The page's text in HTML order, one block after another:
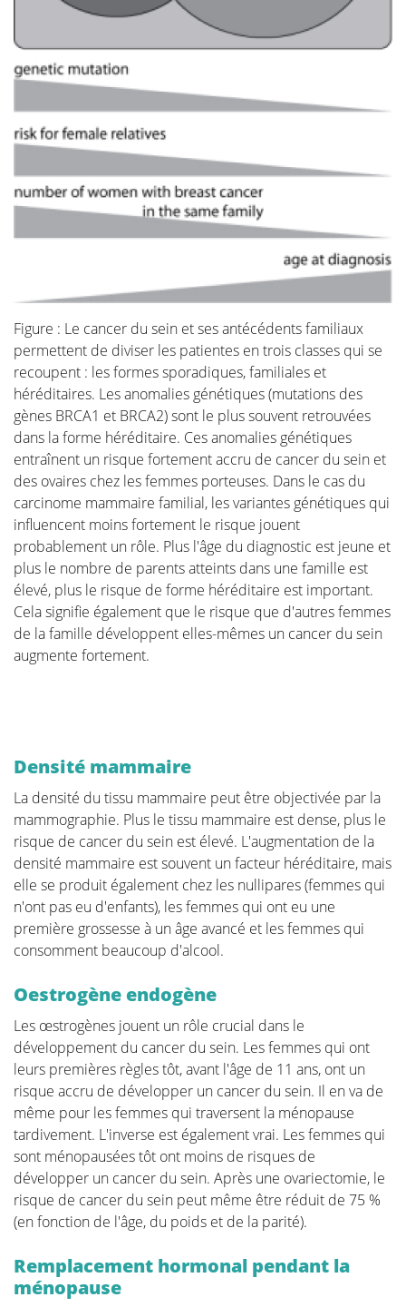
Le future de la reconstruction
mammaire
Autre chirurgie du sein
Revalidation
Les personnes traitées pour un cancer ont souvent
besoin d'une longue période de récupération.
Le cancer est une maladie radicale dont le traitement
est lourd. Souvent, les personnes doivent faire face à
des problèmes psychosociaux et/ou physiques par la
suite, tels que le stress, l'anxiété, la fatigue extrême,
les articulations douloureuses, la baisse de forme, le
lymphœdème... Cela peut avoir un impact important
sur le bien-être général.
La plupart des hôpitaux proposent des programmes
de révalidation. Nous couvrons ici quelques-uns des
principaux sujets.
Lymphœdème et cancer du sein
Quality of Life
La qualité de vie est un facteur clé pour faire face au
cancer du sein. Il est donc important de trouver des
mécanismes d'adaptation qui fonctionnent, et qui
seront différents d'une patiente à l'autre. Pour
certaines, il peut s'agir de trouver du plaisir dans les
prendre le temps d'apprécier la vie et d'exprimer sa
gratitude, de faire du bénévolat, de faire de l'exercice
physique... Des études ont montré que l'acceptation
de la maladie comme faisant partie de la vie est un
élément clé pour faire face efficacement à la maladie,
ainsi que pour se concentrer sur la force mentale afin
de permettre au patient d'avancer dans la vie. Dans
cette section, nous abordons certains sujets que les
patients rencontrent pendant et après le traitement
et nous fournissons des informations pour y
répondre.
Figure : Le cancer du sein et ses antécédents familiaux
permettent de diviser les patientes en trois classes qui se
recoupent : les formes sporadiques, familiales et
héréditaires. Les anomalies génétiques (mutations des
gènes BRCA1 et BRCA2) sont le plus souvent retrouvées
dans la forme héréditaire. Ces anomalies génétiques
entraînent un risque fortement accru de cancer du sein et
des ovaires chez les femmes porteuses. Dans le cas du
carcinome mammaire familial, les variantes génétiques qui
influencent moins fortement le risque jouent
probablement un rôle. Plus l'âge du diagnostic est jeune et
plus le nombre de parents atteints dans une famille est
élevé, plus le risque de forme héréditaire est important.
Cela signifie également que le risque que d'autres femmes
de la famille développent elles-mêmes un cancer du sein
augmente fortement.
Densité mammaire
La densité du tissu mammaire peut être objectivée par la
mammographie. Plus le tissu mammaire est dense, plus le
risque de cancer du sein est élevé. L'augmentation de la
densité mammaire est souvent un facteur héréditaire, mais
elle se produit également chez les nullipares (femmes qui
n'ont pas eu d'enfants), les femmes qui ont eu une
première grossesse à un âge avancé et les femmes qui
consomment beaucoup d'alcool.
Oestrogène endogène
Les œstrogènes jouent un rôle crucial dans le
développement du cancer du sein. Les femmes qui ont
leurs premières règles tôt, avant l'âge de 11 ans, ont un
risque accru de développer un cancer du sein. Il en va de
même pour les femmes qui traversent la ménopause
tardivement. L'inverse est également vrai. Les femmes qui
sont ménopausées tôt ont moins de risques de
développer un cancer du sein. Après une ovariectomie, le
risque de cancer du sein peut même être réduit de 75 %
(en fonction de l'âge, du poids et de la parité).
Remplacement hormonal pendant la
ménopause